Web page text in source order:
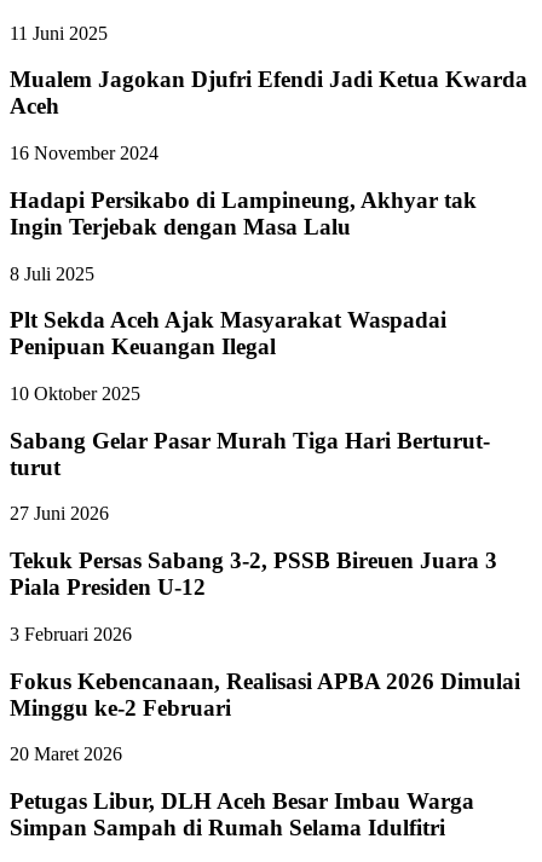
11 Juni 2025
Mualem Jagokan Djufri Efendi Jadi Ketua Kwarda
Aceh
16 November 2024
Hadapi Persikabo di Lampineung, Akhyar tak
Ingin Terjebak dengan Masa Lalu
8 Juli 2025
Plt Sekda Aceh Ajak Masyarakat Waspadai
Penipuan Keuangan Ilegal
10 Oktober 2025
Sabang Gelar Pasar Murah Tiga Hari Berturut-
turut
27 Juni 2026
Tekuk Persas Sabang 3-2, PSSB Bireuen Juara 3
Piala Presiden U-12
3 Februari 2026
Fokus Kebencanaan, Realisasi APBA 2026 Dimulai
Minggu ke-2 Februari
20 Maret 2026
Petugas Libur, DLH Aceh Besar Imbau Warga
Simpan Sampah di Rumah Selama Idulfitri